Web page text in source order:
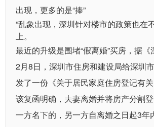
出现，更多的是“捧”
”乱象出现，深圳针对楼市的政策也在
上。
最近的升级是围堵“假离婚”买房，据《
2月8日，深圳市住房和建设局给深圳
发了一份《关于居民家庭住房登记有
该复函明确，夫妻离婚并将房产分割
一方名下的，另一方自离婚之日起3年